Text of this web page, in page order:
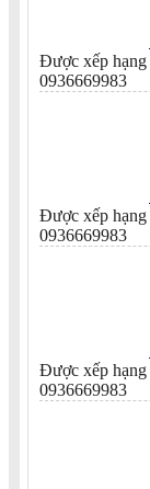
Được xếp hạng
0936669983
Được xếp hạng
0936669983
Được xếp hạng
0936669983